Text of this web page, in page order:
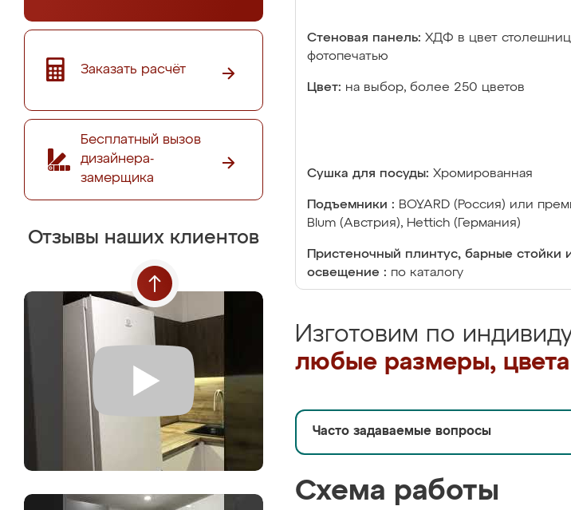
Заказать расчёт
Бесплатный вызов
дизайнера-
замерщика
Отзывы наших клиентов
Стеновая панель: ХДФ в цвет
фотопечатью
Цвет: на выбор, более 250 цветов
Сушка для посуды: Хромированная
Подъемники : BOYARD (Россия) или
Blum (Австрия), Hettich (Германия)
Пристеночный плинтус, барные стойки
освещение : по каталогу
Изготовим по
любые размеры,
Часто задаваемые вопросы
Схема работы